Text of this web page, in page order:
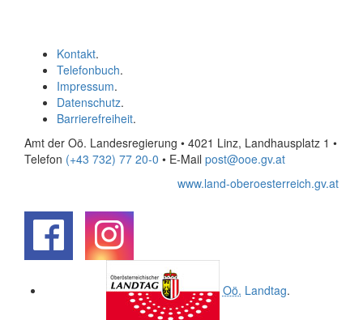
Kontakt.
Telefonbuch.
Impressum.
Datenschutz.
Barrierefreiheit.
Amt der Oö. Landesregierung • 4021 Linz, Landhausplatz 1 •
Telefon (+43 732) 77 20-0 • E-Mail post@ooe.gv.at
www.land-oberoesterreich.gv.at
Oö. Landtag.